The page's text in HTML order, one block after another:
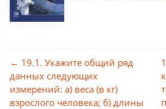
← 19.1. Укажите общий ряд
данных следующих
измерений: а) веса (в кг)
взрослого человека; б) длины